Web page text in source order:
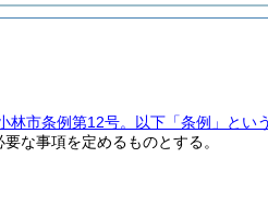
林市条例第12号。以下「条例」とい
な事項を定めるものとする。